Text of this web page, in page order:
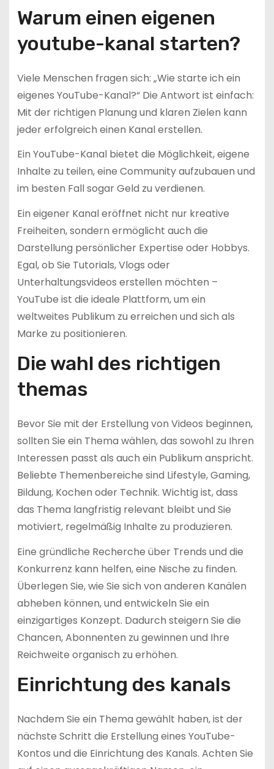
Warum einen eigenen
youtube-kanal starten?
Viele Menschen fragen sich: „Wie starte ich ein
eigenes YouTube-Kanal?“ Die Antwort ist einfach:
Mit der richtigen Planung und klaren Zielen kann
jeder erfolgreich einen Kanal erstellen.
Ein YouTube-Kanal bietet die Möglichkeit, eigene
Inhalte zu teilen, eine Community aufzubauen und
im besten Fall sogar Geld zu verdienen.
Ein eigener Kanal eröffnet nicht nur kreative
Freiheiten, sondern ermöglicht auch die
Darstellung persönlicher Expertise oder Hobbys.
Egal, ob Sie Tutorials, Vlogs oder
Unterhaltungsvideos erstellen möchten –
YouTube ist die ideale Plattform, um ein
weltweites Publikum zu erreichen und sich als
Marke zu positionieren.
Die wahl des richtigen
themas
Bevor Sie mit der Erstellung von Videos beginnen,
sollten Sie ein Thema wählen, das sowohl zu Ihren
Interessen passt als auch ein Publikum anspricht.
Beliebte Themenbereiche sind Lifestyle, Gaming,
Bildung, Kochen oder Technik. Wichtig ist, dass
das Thema langfristig relevant bleibt und Sie
motiviert, regelmäßig Inhalte zu produzieren.
Eine gründliche Recherche über Trends und die
Konkurrenz kann helfen, eine Nische zu finden.
Überlegen Sie, wie Sie sich von anderen Kanälen
abheben können, und entwickeln Sie ein
einzigartiges Konzept. Dadurch steigern Sie die
Chancen, Abonnenten zu gewinnen und Ihre
Reichweite organisch zu erhöhen.
Einrichtung des kanals
Nachdem Sie ein Thema gewählt haben, ist der
nächste Schritt die Erstellung eines YouTube-
Kontos und die Einrichtung des Kanals. Achten Sie